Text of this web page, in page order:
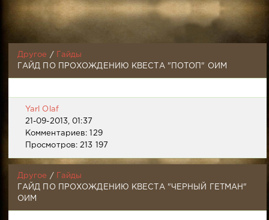
Другое /
Гайды
ГАЙД ПО ПРОХОЖДЕНИЮ КВЕСТА "ПОТОП" ОИМ
Yarl Olaf
21-09-2013, 01:37
Комментариев: 129
Просмотров: 213 197
Другое /
Гайды
ГАЙД ПО ПРОХОЖДЕНИЮ КВЕСТА "ЧЕРНЫЙ ГЕТМАН"
ОИМ